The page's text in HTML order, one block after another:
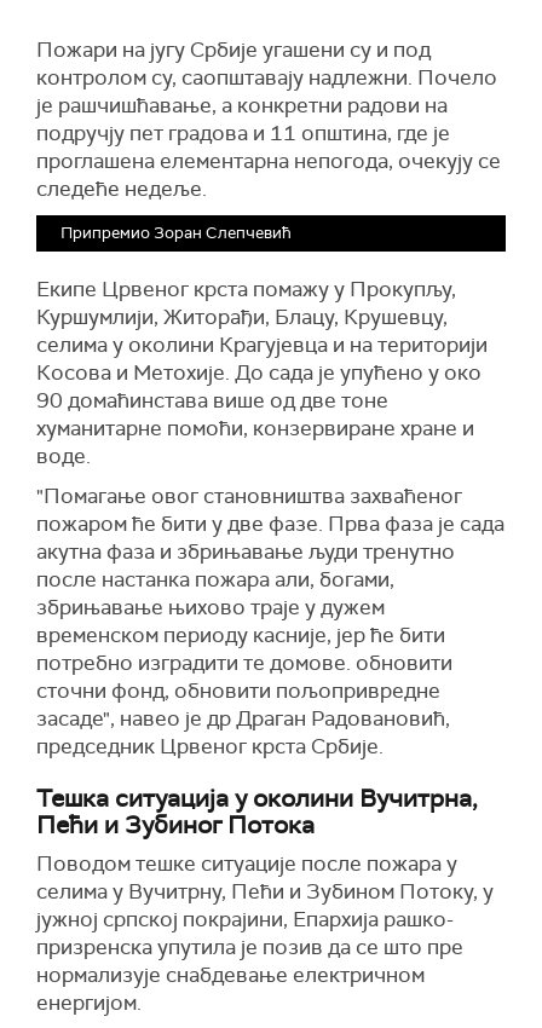
Пожари на југу Србије угашени су и под
контролом су, саопштавају надлежни. Почело
је рашчишћавање, а конкретни радови на
подручју пет градова и 11 општина, где је
проглашена елементарна непогода, очекују се
следеће недеље.
Припремио Зоран Слепчевић
Екипе Црвеног крста помажу у Прокупљу,
Куршумлији, Житорађи, Блацу, Крушевцу,
селима у околини Крагујевца и на територији
Косова и Метохије. До сада је упућено у око
90 домаћинстава више од две тоне
хуманитарне помоћи, конзервиране хране и
воде.
"Помагање овог становништва захваћеног
пожаром ће бити у две фазе. Прва фаза је сада
акутна фаза и збрињавање људи тренутно
после настанка пожара али, богами,
збрињавање њихово траје у дужем
временском периоду касније, јер ће бити
потребно изградити те домове. обновити
сточни фонд, обновити пољопривредне
засаде", навео је др Драган Радовановић,
председник Црвеног крста Србије.
Тешка ситуација у околини Вучитрна,
Пећи и Зубиног Потока
Поводом тешке ситуације после пожара у
селима у Вучитрну, Пећи и Зубином Потоку, у
јужној српској покрајини, Епархија рашко-
призренска упутила је позив да се што пре
нормализује снабдевање електричном
енергијом.